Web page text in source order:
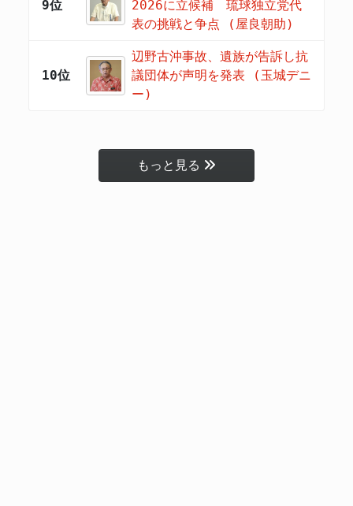
9位
2026に立候補 琉球独立党代
表の挑戦と争点 (屋良朝助)
10位
辺野古沖事故、遺族が告訴し抗
議団体が声明を発表 (玉城デニ
ー)
もっと見る